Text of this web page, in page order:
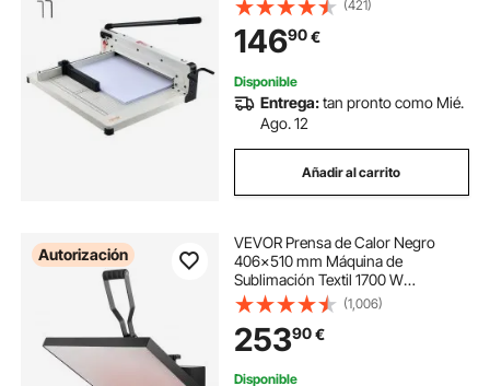
Hojas Cortadora de Papel Apilado
para Oficina, Escuela, Blanco
(421)
14690€
Disponible
Entrega:tan pronto como Mié.
Ago. 12
Añadir al carrito
Autorización
VEVOR Prensa de Calor Negro
406x510 mm Máquina de
Sublimación Textil 1700 W
Calentamiento Rápido Prensa de
Calor por Transferencia por
Sublimación Digital e Industrial para
Camiseta, Bolso, Almohada
(1,006)
25390€
Disponible